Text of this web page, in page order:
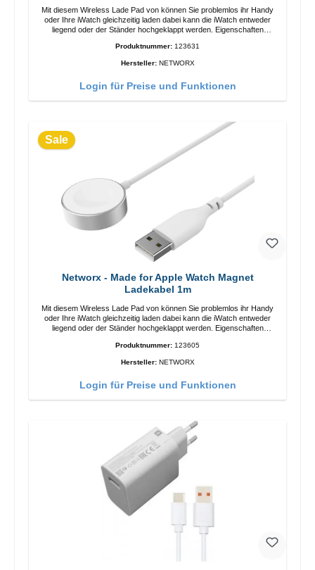
Mit diesem Wireless Lade Pad von können Sie problemlos ihr Handy
oder Ihre iWatch gleichzeitig laden dabei kann die iWatch entweder
liegend oder der Ständer hochgeklappt werden. Eigenschaften
Produktnummer: 123631
Hersteller: NETWORX
Login für Preise und Funktionen
Sale
Networx - Made for Apple Watch Magnet
Ladekabel 1m
Mit diesem Wireless Lade Pad von können Sie problemlos ihr Handy
oder Ihre iWatch gleichzeitig laden dabei kann die iWatch entweder
liegend oder der Ständer hochgeklappt werden. Eigenschaften
Produktnummer: 123605
Hersteller: NETWORX
Login für Preise und Funktionen